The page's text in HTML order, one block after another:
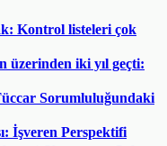
Kontrol listeleri çok
üzerinden iki yıl geçti:
Sorumluluğundaki
İşveren Perspektifi